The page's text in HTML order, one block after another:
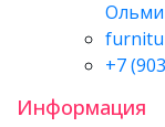
+7
Информация